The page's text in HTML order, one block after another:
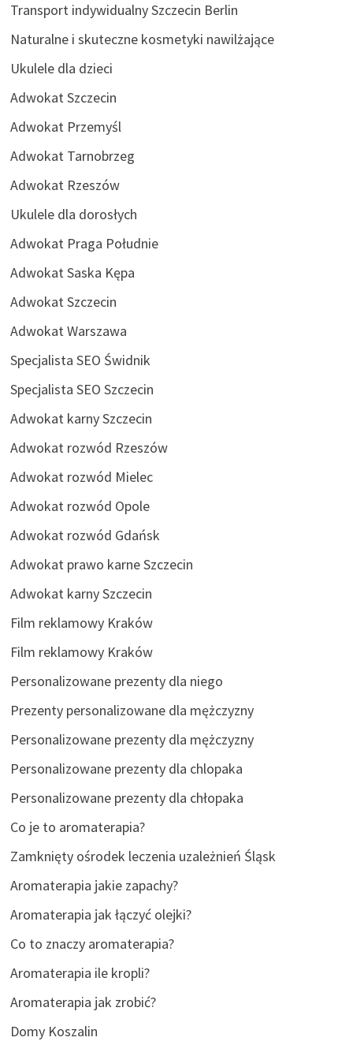
Transport indywidualny Szczecin Berlin
Naturalne i skuteczne kosmetyki nawilżające
Ukulele dla dzieci
Adwokat Szczecin
Adwokat Przemyśl
Adwokat Tarnobrzeg
Adwokat Rzeszów
Ukulele dla dorosłych
Adwokat Praga Południe
Adwokat Saska Kępa
Adwokat Szczecin
Adwokat Warszawa
Specjalista SEO Świdnik
Specjalista SEO Szczecin
Adwokat karny Szczecin
Adwokat rozwód Rzeszów
Adwokat rozwód Mielec
Adwokat rozwód Opole
Adwokat rozwód Gdańsk
Adwokat prawo karne Szczecin
Adwokat karny Szczecin
Film reklamowy Kraków
Film reklamowy Kraków
Personalizowane prezenty dla niego
Prezenty personalizowane dla mężczyzny
Personalizowane prezenty dla mężczyzny
Personalizowane prezenty dla chlopaka
Personalizowane prezenty dla chłopaka
Co je to aromaterapia?
Zamknięty ośrodek leczenia uzależnień Śląsk
Aromaterapia jakie zapachy?
Aromaterapia jak łączyć olejki?
Co to znaczy aromaterapia?
Aromaterapia ile kropli?
Aromaterapia jak zrobić?
Domy Koszalin